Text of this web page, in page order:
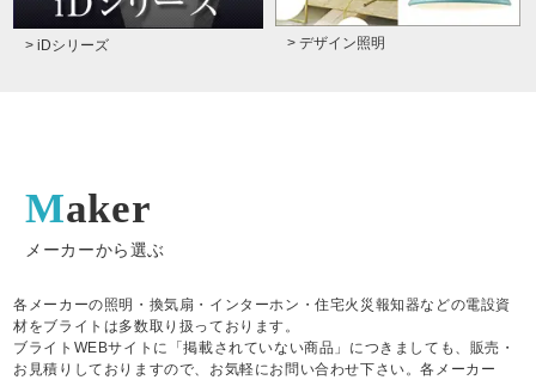
> iDシリーズ > デザイン照明
Maker
メーカーから選ぶ
各メーカーの照明・換気扇・インターホン・住宅火災報知器などの電設資
材をブライトは多数取り扱っております。
ブライトWEBサイトに「掲載されていない商品」につきましても、販売・
お見積りしておりますので、お気軽にお問い合わせ下さい。各メーカー